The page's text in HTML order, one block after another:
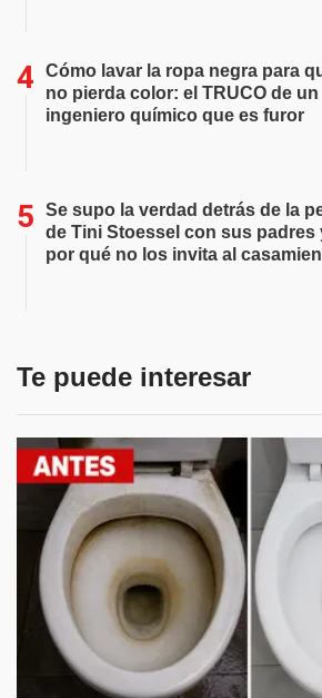
Cómo lavar la ropa negra para
no pierda color: el TRUCO de un
ingeniero químico que es furor
Se supo la verdad detrás de la
de Tini Stoessel con sus padres
por qué no los invita al
Te puede interesar